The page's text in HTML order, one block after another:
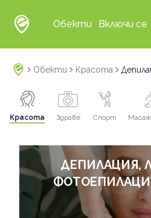
Обекти Включи се
Обекти Красота
Красота Здраве Спорт
ДЕПИЛАЦИЯ,